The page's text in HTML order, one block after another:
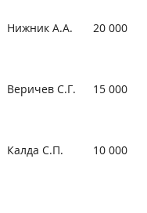
Нижник А.А. 20 000
Веричев С.Г. 15 000
Калда С.П. 10 000